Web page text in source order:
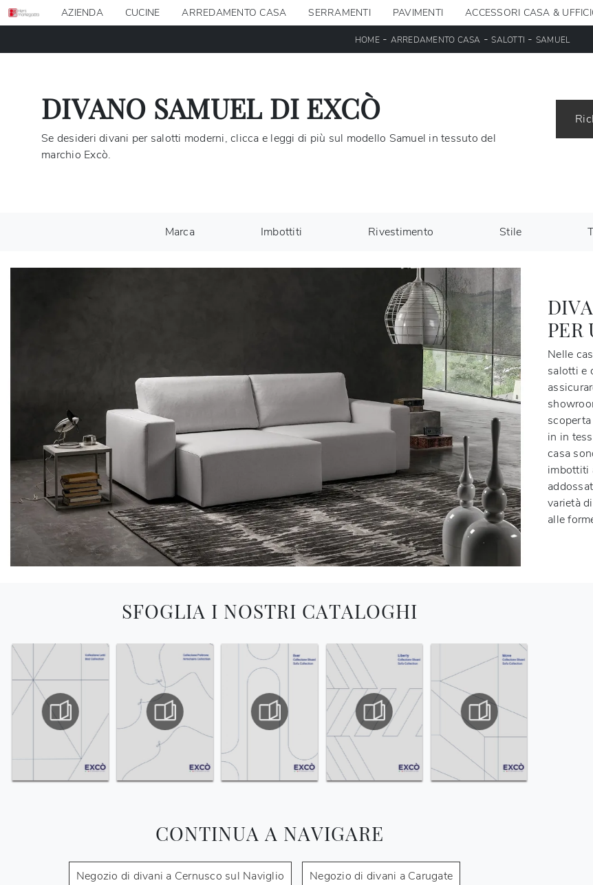
AZIENDA CUCINE ARREDAMENTO CASA SERRAMENTI PAVIMENTI ACCESSORI CASA &
HOME- ARREDAMENTO CASA -SALOTTI - SAMUEL
DIVANO SAMUEL DI EXCÒ
Se desideri divani per salotti moderni, clicca e leggi di più sul modello Samuel in tessuto del
marchio Excò.
Marca Imbottiti Rivestimento Stile
PER
Nelle
salotti e
in in
casa
imbottiti
varietà
alle
SFOGLIA I NOSTRI CATALOGHI
CONTINUA A NAVIGARE
Negozio di divani a Cernusco sul Naviglio Negozio di divani a Carugate